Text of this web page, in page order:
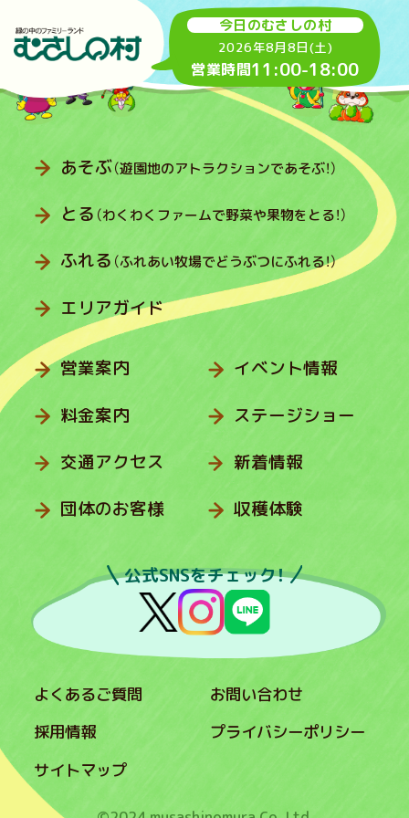
今日のむさしの村
2026年8月8日(土)
営業時間11:00-18:00
あそぶ（遊園地のアトラクションであそぶ！）
とる （わくわくファームで野菜や果物をとる！）
ふれる （ふれあい牧場でどうぶつにふれる！）
エリアガイド
営業案内
料金案内
交通アクセス
団体のお客様
イベント情報
ステージショー
新着情報
収穫体験
公式SNSをチェック！
よくあるご質問
お問い合わせ
採用情報
プライバシーポリシー
サイトマップ